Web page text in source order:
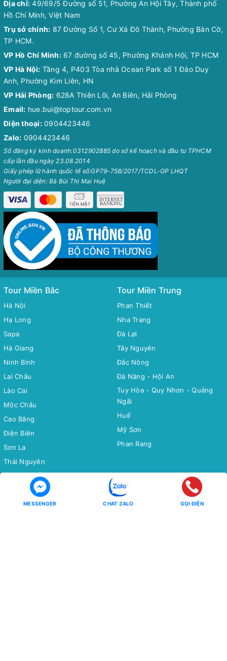
Địa chỉ: 49/69/5 Đường số 51, Phường An Hội Tây, Thành phố
Hồ Chí Minh, Việt Nam
Trụ sở chính: 87 Đường Số 1, Cư Xá Đô Thành, Phường Bàn Cờ,
TP HCM.
VP Hồ Chí Minh: 67 đường số 45, Phường Khánh Hội, TP HCM
VP Hà Nội: Tầng 4, P403 Tòa nhà Ocean Park số 1 Đào Duy
Anh, Phường Kim Liên, HN
VP Hải Phòng: 628A Thiên Lôi, An Biên, Hải Phòng
Email: hue.bui@toptour.com.vn
Điện thoại: 0904423446
Zalo: 0904423446
Số đăng ký kinh doanh:0312902885 do sở kế hoạch và đầu tư TPHCM
cấp lần đầu ngày 23.08.2014
Giấy phép lữ hành quốc tế số:GP79-758/2017/TCDL-GP LHQT
Người đại diện: Bà Bùi Thị Mai Huệ
Tour Miền Bắc
Hà Nội
Hạ Long
Sapa
Hà Giang
Ninh Bình
Lai Châu
Lào Cai
Mộc Châu
Cao Bằng
Điện Biên
Sơn La
Thái Nguyên
Tour Miền Trung
Phan Thiết
Nha Trang
Đà Lạt
Tây Nguyên
Đắc Nông
Đà Năng - Hội An
Tuy Hòa - Quy Nhơn - Quảng
Ngãi
Huế
Mỹ Sơn
Phan Rang
Tour Miền Nam Tour Quốc tế
MESSENGER CHAT ZALO GỌI ĐIỆN